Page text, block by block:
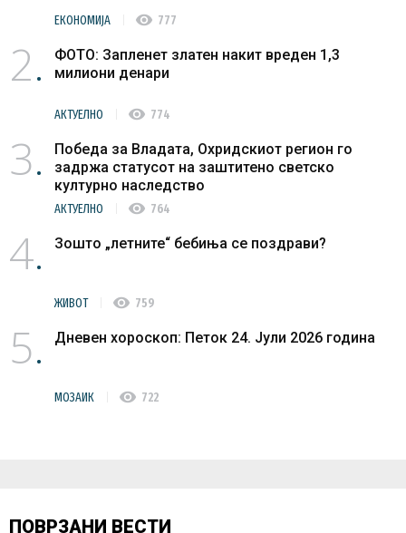
ЕКОНОМИЈА visibility 777
2
ФОТО: Запленет златен накит вреден 1,3
милиони денари
АКТУЕЛНО visibility 774
3
Победа за Владата, Охридскиот регион го
задржа статусот на заштитено светско
културно наследство
АКТУЕЛНО visibility 764
4 Зошто „летните“ бебиња се поздрави?
ЖИВОТ visibility 759
5 Дневен хороскоп: Петок 24. Јули 2026 година
МОЗАИК visibility 722
ПОВРЗАНИ ВЕСТИ